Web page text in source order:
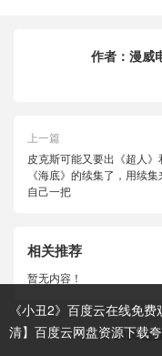
《小丑2》百度云在线免
清】百度云网盘资源下载
作者： 漫威
上一篇
皮克斯可能又要出《超人》
《海底》的续集了，用续集
自己一把
相关推荐
暂无内容！
© 2026漫